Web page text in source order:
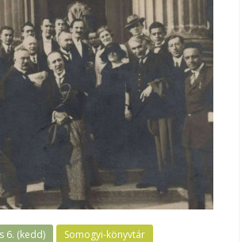
6. (kedd) Somogyi-könyvtár